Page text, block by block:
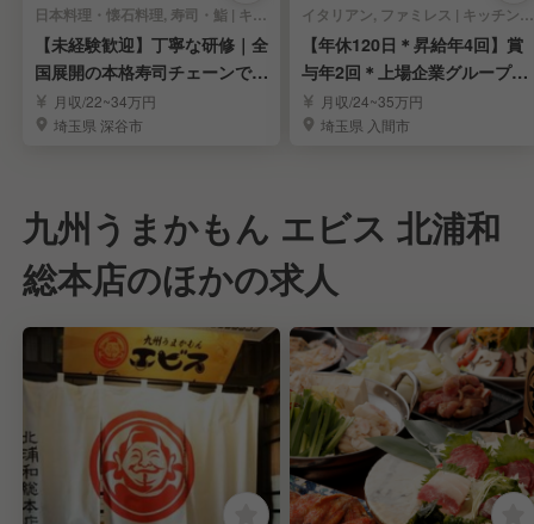
日本料理・懐石料理, 寿司・鮨 | キッチンスタッフ
【未経験歓迎】丁寧な研修｜全
国展開の本格寿司チェーンで寿
司職人を目指す！
月収/22~34万円
埼玉県 深谷市
イタリアン, ファミレス | キッチンスタッフ
【年休120日＊昇給年4回】賞
与年2回＊上場企業グループで
料理長を募集
月収/24~35万円
埼玉県 入間市
九州うまかもん エビス 北浦和
総本店のほかの求人